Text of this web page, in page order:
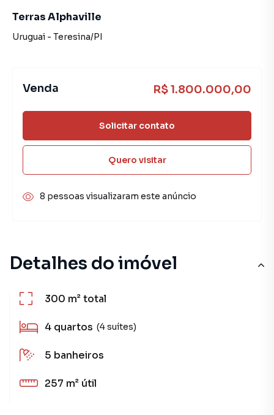
Detalhes do imóvel
300 m²total
4 quartos (4 suítes)
5 banheiros
257 m² útil
Terras Alphaville
Uruguai - Teresina/PI
Venda R$ 1.800.000,00
Solicitar contato
Quero visitar
8 pessoas visualizaram este anúncio